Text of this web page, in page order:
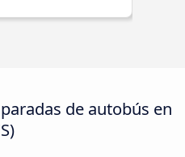
de autobús en